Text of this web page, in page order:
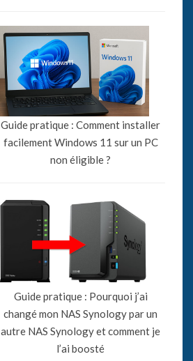
Guide pratique : Comment installer
facilement Windows 11 sur un PC
non éligible ?
Guide pratique : Pourquoi j’ai
changé mon NAS Synology par un
autre NAS Synology et comment je
l’ai boosté